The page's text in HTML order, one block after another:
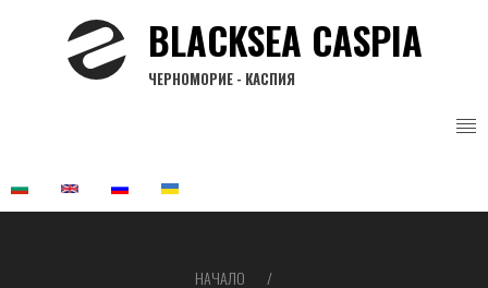
BLACKSEA CASPIA
ЧЕРНОМОРИЕ - КАСПИЯ
НАЧАЛО